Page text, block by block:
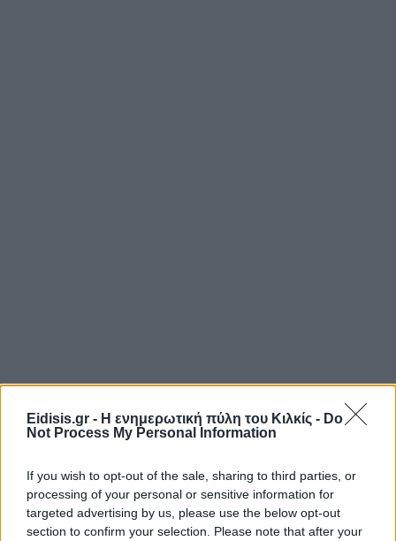
Eidisis.gr - Η ενημερωτική πύλη του Κιλκίς - Do
Not Process My Personal Information
If you wish to opt-out of the sale, sharing to third parties, or
processing of your personal or sensitive information for
targeted advertising by us, please use the below opt-out
section to confirm your selection. Please note that after your